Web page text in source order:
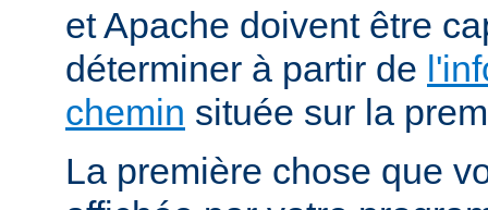
et Apache doivent être
déterminer à partir de
chemin située sur la
La première chose que